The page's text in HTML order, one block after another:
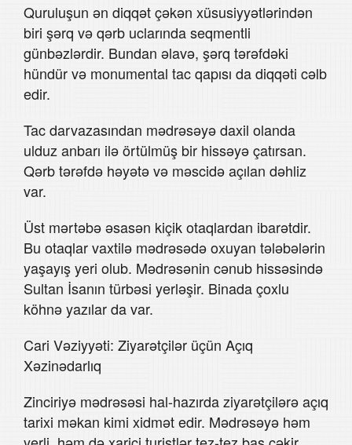
Quruluşun ən diqqət çəkən xüsusiyyətlərindən
biri şərq və qərb uclarında seqmentli
günbəzlərdir. Bundan əlavə, şərq tərəfdəki
hündür və monumental tac qapısı da diqqəti cəlb
edir.
Tac darvazasından mədrəsəyə daxil olanda
ulduz anbarı ilə örtülmüş bir hissəyə çatırsan.
Qərb tərəfdə həyətə və məscidə açılan dəhliz
var.
Üst mərtəbə əsasən kiçik otaqlardan ibarətdir.
Bu otaqlar vaxtilə mədrəsədə oxuyan tələbələrin
yaşayış yeri olub. Mədrəsənin cənub hissəsində
Sultan İsanın türbəsi yerləşir. Binada çoxlu
köhnə yazılar da var.
Cari Vəziyyəti: Ziyarətçilər üçün Açıq
Xəzinədarlıq
Zinciriyə mədrəsəsi hal-hazırda ziyarətçilərə açıq
tarixi məkan kimi xidmət edir. Mədrəsəyə həm